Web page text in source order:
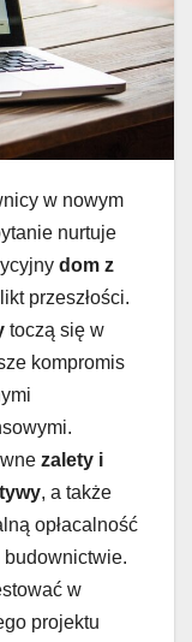
w nowym
nurtuje
dom z
przeszłości.
toczą się w
kompromis
zalety i
, a także
opłacalność
w
projektu